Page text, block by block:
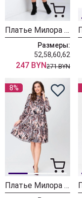
Платье Милора Стиль 1169 зеленый
Размеры:
52,58,60,62
247 BYN271 BYN
8%
Платье Милора Стиль 1137 цветное